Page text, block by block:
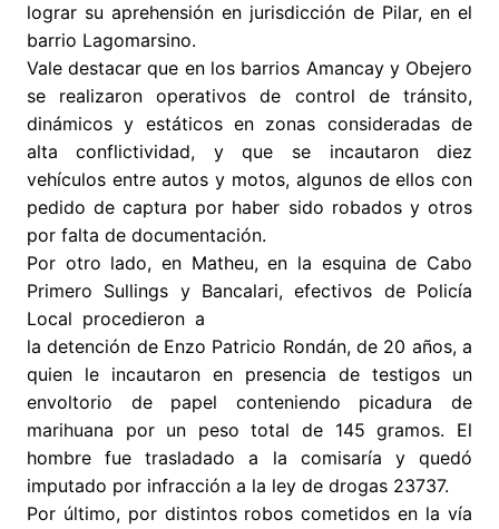
lograr su aprehensión en jurisdicción de Pilar, en el
barrio Lagomarsino.
Vale destacar que en los barrios Amancay y Obejero
se realizaron operativos de control de tránsito,
dinámicos y estáticos en zonas consideradas de
alta conflictividad, y que se incautaron diez
vehículos entre autos y motos, algunos de ellos con
pedido de captura por haber sido robados y otros
por falta de documentación.
Por otro lado, en Matheu, en la esquina de Cabo
Primero Sullings y Bancalari, efectivos de Policía
Local procedieron a
la detención de Enzo Patricio Rondán, de 20 años, a
quien le incautaron en presencia de testigos un
envoltorio de papel conteniendo picadura de
marihuana por un peso total de 145 gramos. El
hombre fue trasladado a la comisaría y quedó
imputado por infracción a la ley de drogas 23737.
Por último, por distintos robos cometidos en la vía